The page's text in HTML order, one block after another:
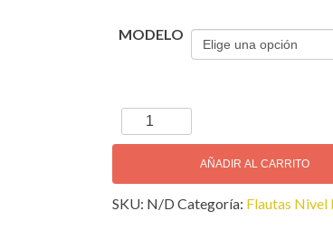
MODELO
Yamaha
YFL-
Flauta
Transversal
AÑADIR AL CARRITO
SKU: N/D Categoría: Flautas Nivel